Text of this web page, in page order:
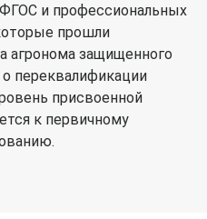
и профессиональных
прошли
агронома защищенного
переквалификации
присвоенной
к первичному